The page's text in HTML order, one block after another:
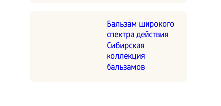
Бальзам широкого
спектра действия
Сибирская
коллекция
бальзамов